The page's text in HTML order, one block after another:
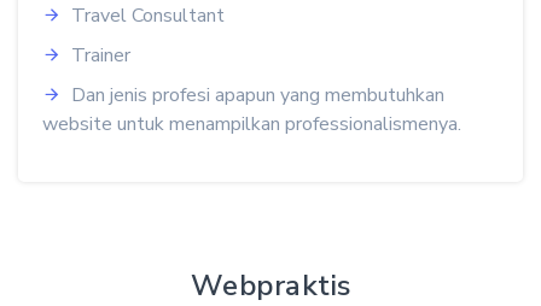
Travel Consultant
Trainer
Dan jenis profesi apapun yang membutuhkan
website untuk menampilkan professionalismenya.
Webpraktis